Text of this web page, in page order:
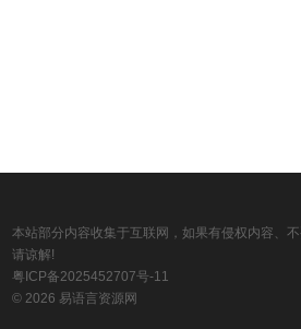
本站部分内容收集于互联网，如果有侵权内容、
请谅解!
粤ICP备2025452707号-11
© 2026 易语言资源网